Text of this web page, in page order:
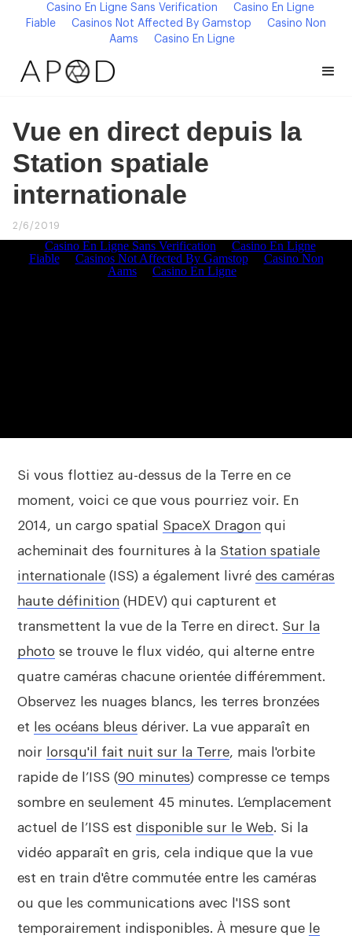
Casino En Ligne Sans Verification
Casino En Ligne
Fiable
Casinos Not Affected By Gamstop
Casino Non
Aams
Casino En Ligne
Vue en direct depuis la
Station spatiale
internationale
2/6/2019
Si vous flottiez au-dessus de la Terre en ce
moment, voici ce que vous pourriez voir. En
2014, un cargo spatial SpaceX Dragon qui
acheminait des fournitures à la Station spatiale
internationale (ISS) a également livré des caméras
haute définition (HDEV) qui capturent et
transmettent la vue de la Terre en direct. Sur la
photo se trouve le flux vidéo, qui alterne entre
quatre caméras chacune orientée différemment.
Observez les nuages blancs, les terres bronzées
et
les océans bleus dériver. La vue apparaît en
noir
lorsqu'il fait nuit sur la Terre, mais l'orbite
rapide de l’ISS (90 minutes) compresse ce temps
sombre en seulement 45 minutes. L’emplacement
actuel de l’ISS est disponible sur le Web. Si la
vidéo apparaît en gris, cela indique que la vue
est en train d'être commutée entre les caméras
ou que les communications avec l'ISS sont
temporairement indisponibles. À mesure que le